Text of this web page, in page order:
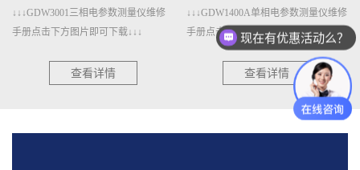
↓↓↓GDW3001三相电参数测量仪维修
手册点击下方图片即可下载↓↓↓
查看详情
↓↓↓GDW1400A单相电参数测量仪维修
手册点击下方图片即可下载↓↓↓
查看详情
现在有优惠活动么？